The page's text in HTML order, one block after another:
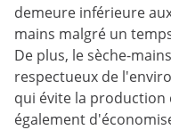
demeure inférieure
mains malgré un
De plus, le sèche-
respectueux de
qui évite la production
également